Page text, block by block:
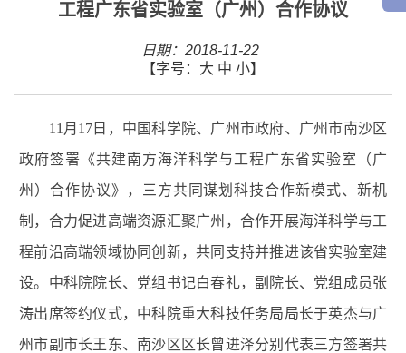
工程广东省实验室（广州）合作协议
日期：2018-11-22
【字号： 大 中 小】
11 月 17 日，中国科学院、广州市政府、广州市南沙区
政府签署《共建南方海洋科学与工程广东省实验室（广
州）合作协议》，三方共同谋划科技合作新模式、新机
制，合力促进高端资源汇聚广州，合作开展海洋科学与工
程前沿高端领域协同创新，共同支持并推进该省实验室建
设。中科院院长、党组书记白春礼，副院长、党组成员张
涛出席签约仪式，中科院重大科技任务局局长于英杰与广
州市副市长王东、南沙区区长曾进泽分别代表三方签署共